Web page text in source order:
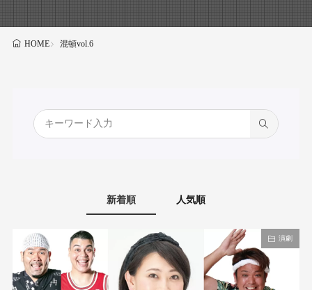
HOME 混頓vol.6
新着順 人気順
演劇